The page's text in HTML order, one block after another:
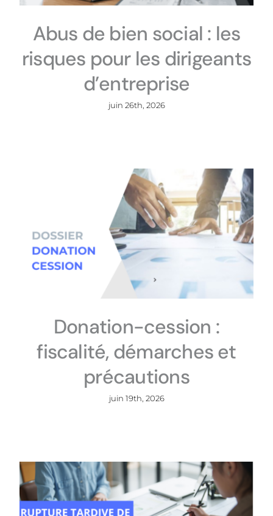
Abus de bien social : les
risques pour les dirigeants
d’entreprise
juin 26th, 2026
Donation-cession :
fiscalité, démarches et
précautions
juin 19th, 2026